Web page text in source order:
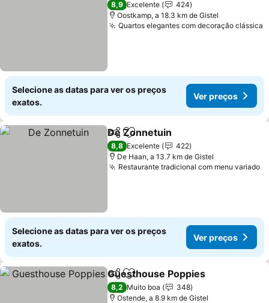
8,9 Excelente
424
Oostkamp, a 18.3 km de Gistel
Quartos elegantes com decoração clássica
Selecione as datas para ver os preços
exatos.
Ver preços
PartilharAdicionar aos favoritos
De Zonnetuin
8,8 Excelente
422
De Haan, a 13.7 km de Gistel
Restaurante tradicional com menu variado
Selecione as datas para ver os preços
exatos.
Ver preços
PartilharAdicionar aos favoritos
Guesthouse Poppies
8,2 Muito boa
348
Ostende, a 8.9 km de Gistel